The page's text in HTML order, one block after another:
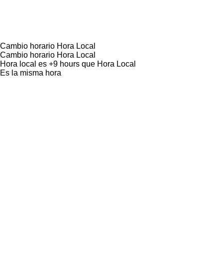
Cambio horario Hora Local
Cambio horario Hora Local
Hora local es +9 hours que Hora Local
Es la misma hora